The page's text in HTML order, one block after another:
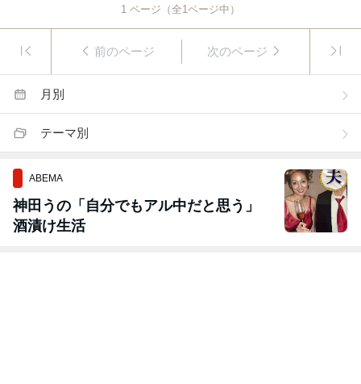
1 ページ（全1ページ中）
前のページ 次のページ
月別
テーマ別
ABEMA
神田うの「自分でもアル中だと思う」
酒漬け生活